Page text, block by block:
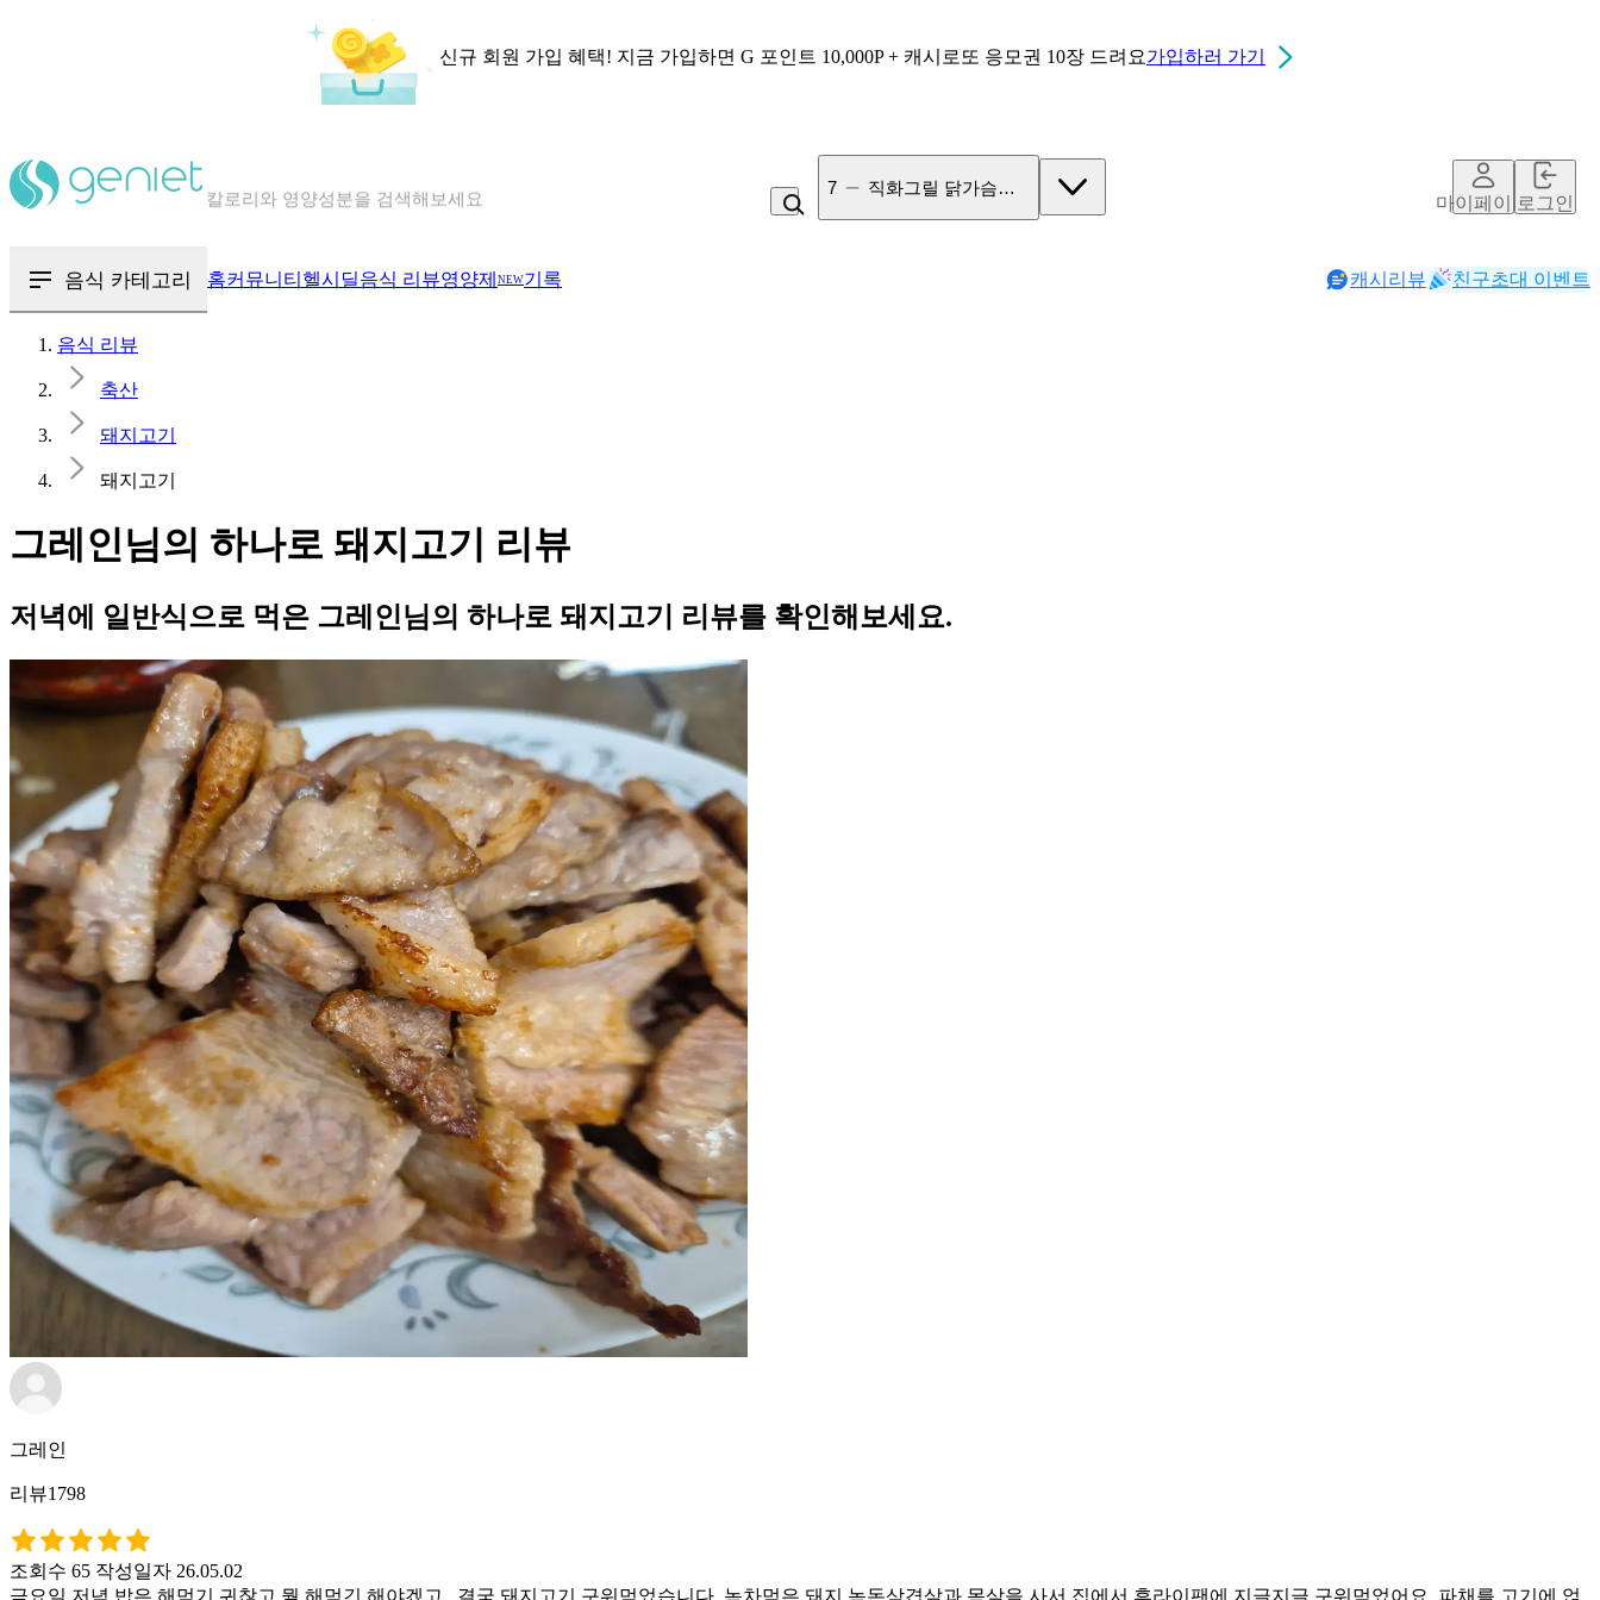
신규 회원 가입 혜택! 지금 가입하면 G 포인트 10,000P + 캐시로또 응모권 10장 드려요가입하러 가기
혈당 · 다이어트 음식 검색해보세요
8 두유
마이페이지로그인
음식 카테고리 홈커뮤니티 헬시딜음식 리뷰영양제 NEW기록 캐시리뷰 친구초대 이벤트
음식 리뷰
축산
돼지고기
돼지고기
그레인님의 하나로 돼지고기 리뷰
저녁에 일반식으로 먹은 그레인님의 하나로 돼지고기 리뷰를 확인해보세요.
그레인
리뷰1798
조회수 65 작성일자 26.05.02
금요일 저녁 밥은 해먹기 귀찮고 뭘 해먹긴 해야겠고.. 결국 돼지고기 구워먹었습니다. 녹차먹은 돼지 녹돈삼겹살과 목살을 사서 집에서 후라이팬에 지글지글 구워먹었어요. 파채를 고기에 얹